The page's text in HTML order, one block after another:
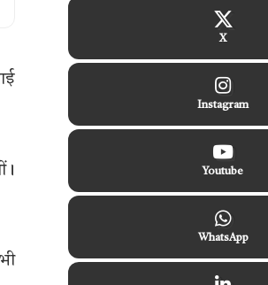
X
Instagram
Youtube
WhatsApp